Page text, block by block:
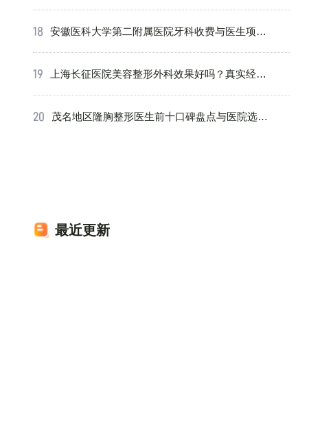
安徽医科大学第二附属医院牙科收费与医生项目
上海长征医院美容整形外科效果好吗？真实经历
茂名地区隆胸整形医生前十口碑盘点与医院选择
最近更新